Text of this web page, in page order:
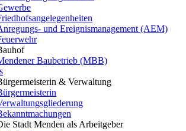
und Ereignismanagement (AEM)
Baubetrieb (MBB)
& Verwaltung
Stadt Menden als Arbeitgeber